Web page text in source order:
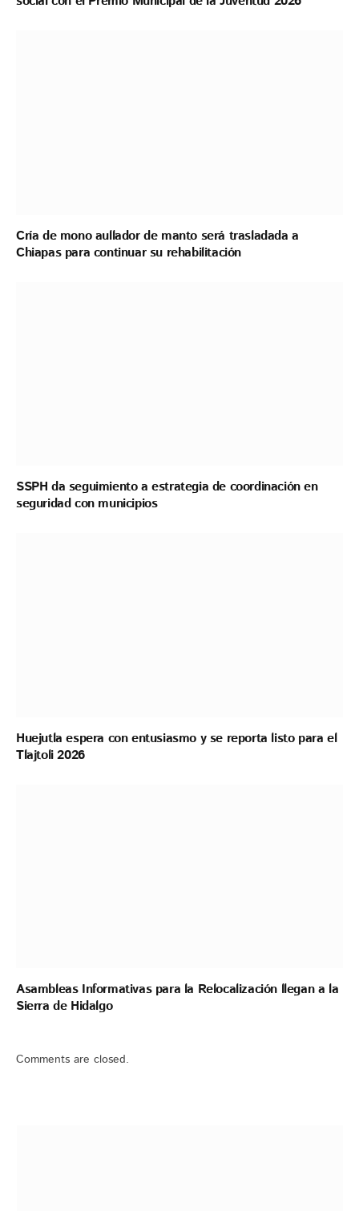
Cría de mono aullador de manto será trasladada a
Chiapas para continuar su rehabilitación
SSPH da seguimiento a estrategia de coordinación en
seguridad con municipios
Huejutla espera con entusiasmo y se reporta listo para el
Tlajtoli 2026
Asambleas Informativas para la Relocalización llegan a la
Sierra de Hidalgo
Comments are closed.